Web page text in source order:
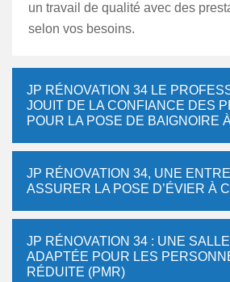
un travail de qualité avec des
selon vos besoins.
JP RÉNOVATION 34 LE
JOUIT DE LA CONFIANCE DES
POUR LA POSE DE BAIGNOIRE
JP RÉNOVATION 34, UNE
ASSURER LA POSE D’ÉVIER À
JP RÉNOVATION 34 : UNE
ADAPTÉE POUR LES
RÉDUITE (PMR)